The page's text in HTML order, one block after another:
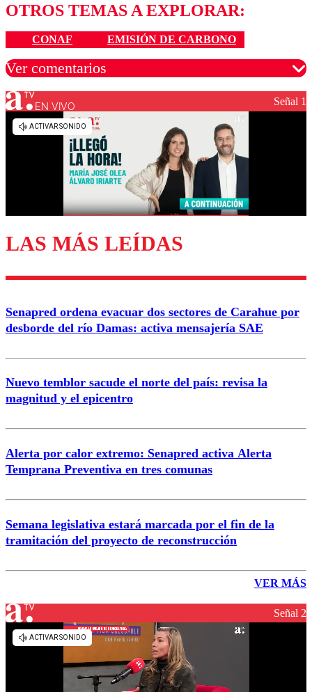
OTROS TEMAS A EXPLORAR:
CONAF EMISIÓN DE CARBONO
Ver comentarios
Los comentarios son moderados para garantizar un
diálogo respetuoso.
Enviar comentario
EN VIVO Señal 1
LAS MÁS LEÍDAS
Senapred ordena evacuar dos sectores de Carahue por
desborde del río Damas: activa mensajería SAE
Nuevo temblor sacude el norte del país: revisa la
magnitud y el epicentro
Alerta por calor extremo: Senapred activa Alerta
Temprana Preventiva en tres comunas
Semana legislativa estará marcada por el fin de la
tramitación del proyecto de reconstrucción
VER MÁS
Señal 2